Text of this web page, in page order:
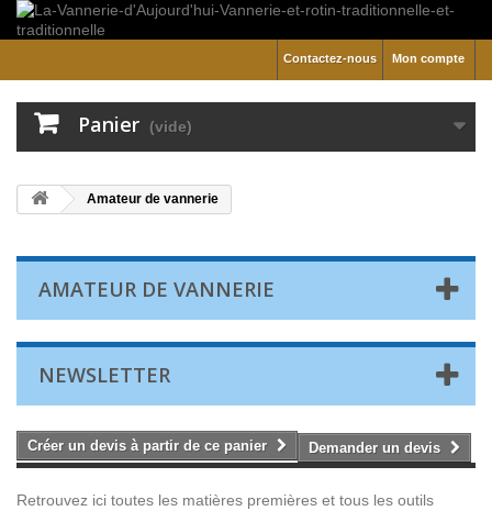
Mon compte
Contactez-nous
Panier (vide)
Amateur de vannerie
AMATEUR DE VANNERIE
NEWSLETTER
Créer un devis à partir de ce panier Demander un devis
Retrouvez ici toutes les matières premières et tous les outils